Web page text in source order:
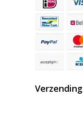
Verzending